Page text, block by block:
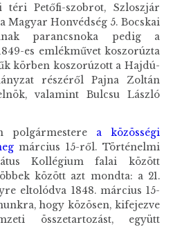
téri Petőfi-szobrot, Szloszjár
Magyar Honvédség 5. Bocskai
parancsnoka pedig a
es emlékművet koszorúzta
körben koszorúzott a Hajdú-
részéről Pajna Zoltán
valamint Bulcsu László
polgármestere a közösségi
március 15-ről. Történelmi
Kollégium falai között
között azt mondta: a 21.
eltolódva 1848. március 15-
hogy közösen, kifejezve
összetartozást, együtt